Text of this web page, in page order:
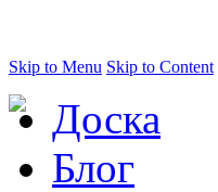
Skip to Menu Skip to Content
Доска
Блог